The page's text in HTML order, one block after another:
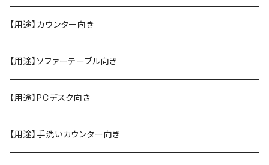
【用途】カウンター向き
【用途】ソファーテーブル向き
【用途】PCデスク向き
【用途】手洗いカウンター向き